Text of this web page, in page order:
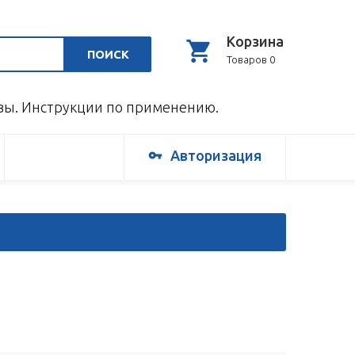
Корзина
Товаров 0
ПОИСК
Инструкции по применению.
Авторизация